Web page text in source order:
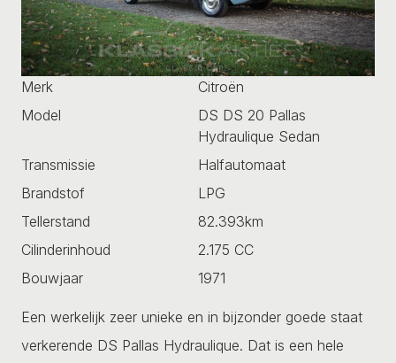
Merk
Citroën
Model
DS DS 20 Pallas
Hydraulique Sedan
Transmissie
Halfautomaat
Brandstof
LPG
Tellerstand
82.393km
Cilinderinhoud
2.175 CC
Bouwjaar
1971
Een werkelijk zeer unieke en in bijzonder goede staat
verkerende DS Pallas Hydraulique. Dat is een hele